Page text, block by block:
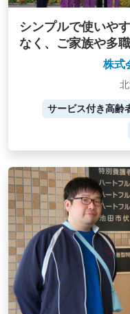
シンプルで使いや
なく、ご家族や多
株式
サービス付き高齢